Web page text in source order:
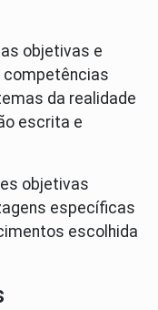
objetivas e
competências
da realidade
escrita e
objetivas
específicas
escolhida